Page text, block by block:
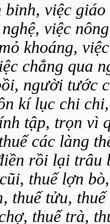
binh, việc
việc
khoáng,
chẳng qua
người tước
kí lục chi chi,
tập, trọn vì
các làng
rồi lại trâu
thuế lợn bò,
thuế tửu,
thuế trà,